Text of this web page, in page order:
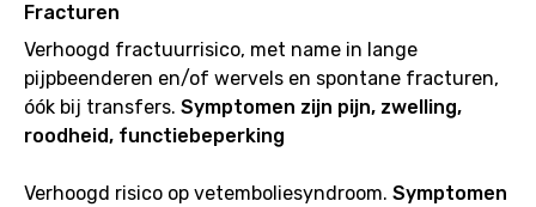
Fracturen
Verhoogd fractuurrisico, met name in lange
pijpbeenderen en/of wervels en spontane fracturen,
óók bij transfers. Symptomen zijn pijn, zwelling,
roodheid, functiebeperking
Verhoogd risico op vetemboliesyndroom. Symptomen